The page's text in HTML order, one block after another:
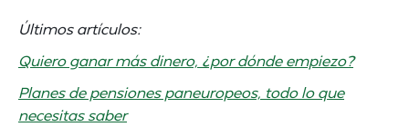
Últimos artículos:
Quiero ganar más dinero, ¿por dónde empiezo?
Planes de pensiones paneuropeos, todo lo que
necesitas saber